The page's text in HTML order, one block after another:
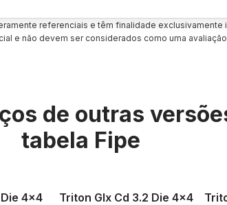
referenciais e têm finalidade exclusivamente
e não devem ser considerados como uma
de outras
tabela Fipe
4x4 Triton Glx Cd 3.2 Die 4x4